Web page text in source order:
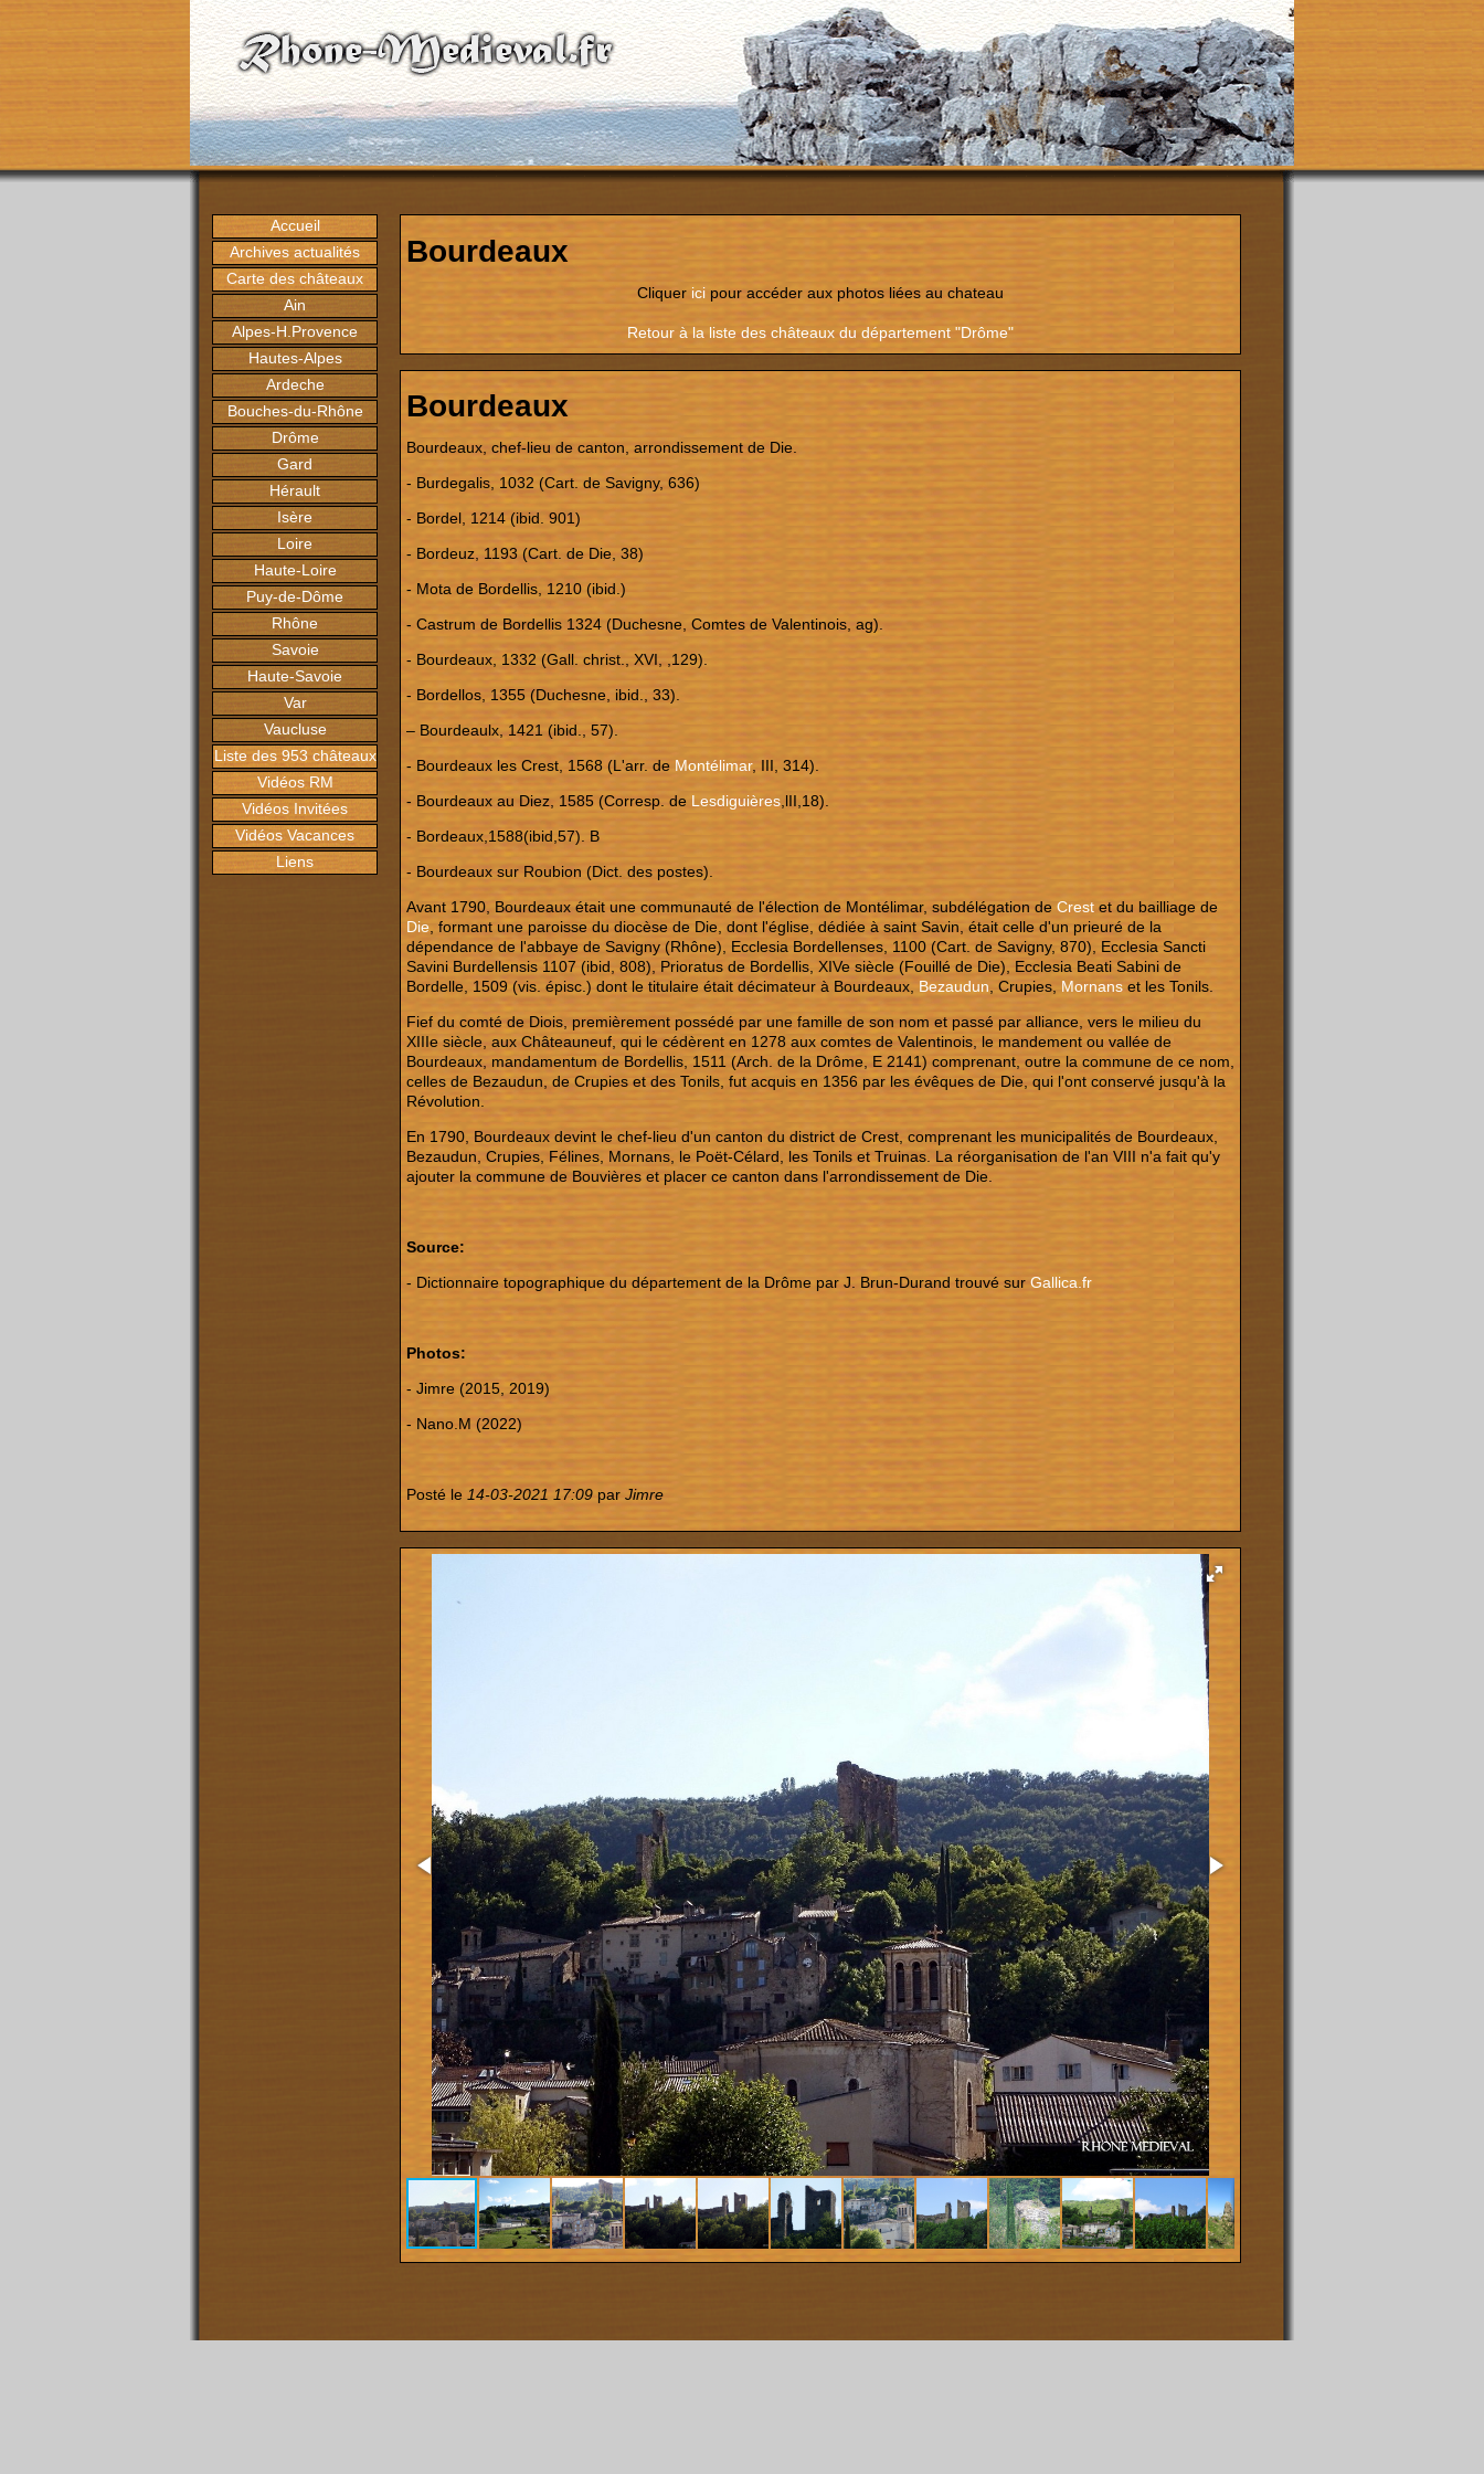
Accueil
Archives actualités
Carte des châteaux
Ain
Alpes-H.Provence
Hautes-Alpes
Ardeche
Bouches-du-Rhône
Drôme
Gard
Hérault
Isère
Loire
Haute-Loire
Puy-de-Dôme
Rhône
Savoie
Haute-Savoie
Var
Vaucluse
Liste des 953 châteaux
Vidéos RM
Vidéos Invitées
Vidéos Vacances
Liens
Bourdeaux
Cliquer ici pour accéder aux photos liées au chateau
Retour à la liste des châteaux du département "Drôme"
Bourdeaux
Bourdeaux, chef-lieu de canton, arrondissement de Die.
- Burdegalis, 1032 (Cart. de Savigny, 636)
- Bordel, 1214 (ibid. 901)
- Bordeuz, 1193 (Cart. de Die, 38)
- Mota de Bordellis, 1210 (ibid.)
- Castrum de Bordellis 1324 (Duchesne, Comtes de Valentinois, ag).
- Bourdeaux, 1332 (Gall. christ., XVI, ,129).
- Bordellos, 1355 (Duchesne, ibid., 33).
– Bourdeaulx, 1421 (ibid., 57).
- Bourdeaux les Crest, 1568 (L'arr. de Montélimar, III, 314).
- Bourdeaux au Diez, 1585 (Corresp. de Lesdiguières ,lII,18).
- Bordeaux,1588(ibid,57). B
- Bourdeaux sur Roubion (Dict. des postes).
Avant 1790, Bourdeaux était une communauté de l'élection de Montélimar, subdélégation de Crest et du bailliage de
Die , formant une paroisse du diocèse de Die, dont l'église, dédiée à saint Savin, était celle d'un prieuré de la
dépendance de l'abbaye de Savigny (Rhône), Ecclesia Bordellenses, 1100 (Cart. de Savigny, 870), Ecclesia Sancti
Savini Burdellensis 1107 (ibid, 808), Prioratus de Bordellis, XIVe siècle (Fouillé de Die), Ecclesia Beati Sabini de
Bordelle, 1509 (vis. épisc.) dont le titulaire était décimateur à Bourdeaux, Bezaudun , Crupies, Mornans et les Tonils.
Fief du comté de Diois, premièrement possédé par une famille de son nom et passé par alliance, vers le milieu du
XIIIe siècle, aux Châteauneuf, qui le cédèrent en 1278 aux comtes de Valentinois, le mandement ou vallée de
Bourdeaux, mandamentum de Bordellis, 1511 (Arch. de la Drôme, E 2141) comprenant, outre la commune de ce nom,
celles de Bezaudun, de Crupies et des Tonils, fut acquis en 1356 par les évêques de Die, qui l'ont conservé jusqu'à la
Révolution.
En 1790, Bourdeaux devint le chef-lieu d'un canton du district de Crest, comprenant les municipalités de Bourdeaux,
Bezaudun, Crupies, Félines, Mornans, le Poët-Célard, les Tonils et Truinas. La réorganisation de l'an VIII n'a fait qu'y
ajouter la commune de Bouvières et placer ce canton dans l'arrondissement de Die.
Source:
- Dictionnaire topographique du département de la Drôme par J. Brun-Durand trouvé sur Gallica.fr
Photos:
- Jimre (2015, 2019)
- Nano.M (2022)
Posté le 14-03-2021 17:09 par Jimre